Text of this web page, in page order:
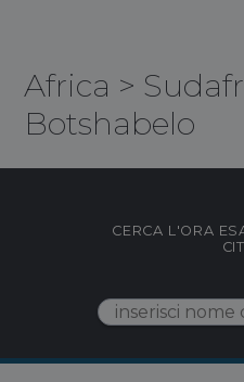
Africa >
Botshabelo
CERCA L'ORA